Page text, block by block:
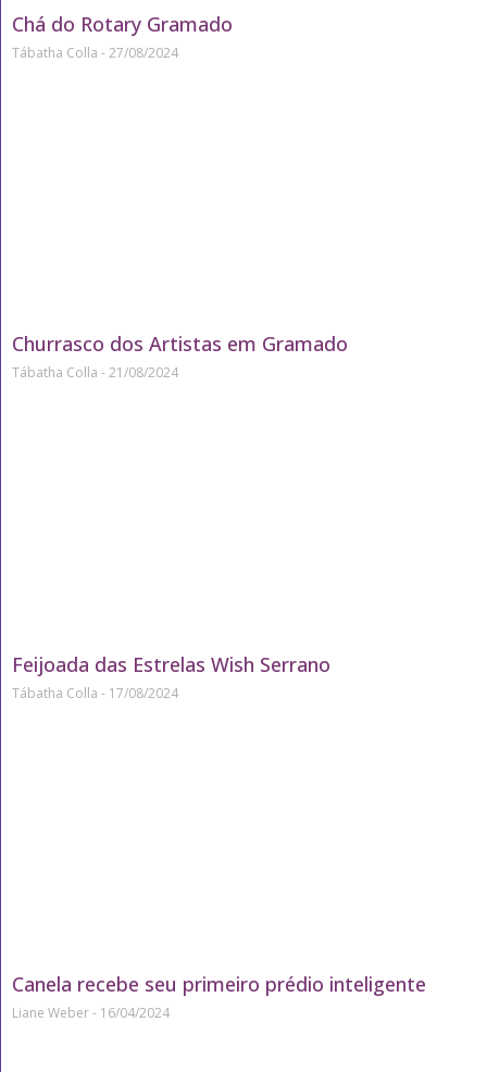
Chá do Rotary Gramado
Tábatha Colla 27/08/2024
Churrasco dos Artistas em Gramado
Tábatha Colla 21/08/2024
Feijoada das Estrelas Wish Serrano
Tábatha Colla 17/08/2024
Canela recebe seu primeiro prédio inteligente
Liane Weber 16/04/2024